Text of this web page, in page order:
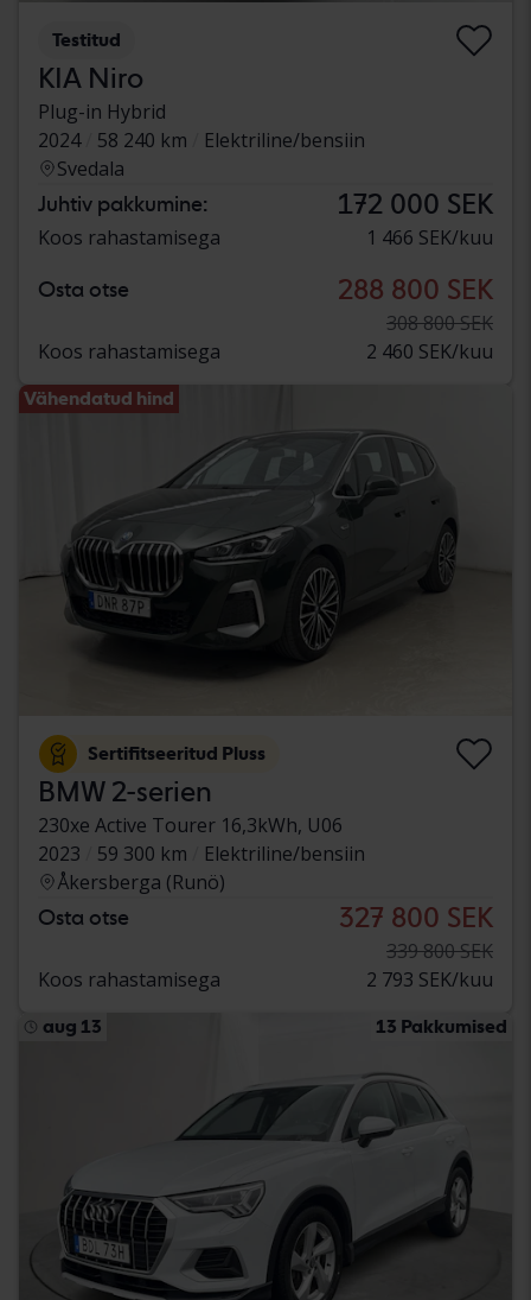
Testitud
KIA Niro
Plug-in Hybrid
2024
58 240 km
Elektriline/bensiin
Svedala
Juhtiv pakkumine: 172 000 SEK
Koos rahastamisega 1 466 SEK/kuu
Osta otse 288 800 SEK
308 800 SEK
Koos rahastamisega
2 460 SEK/kuu
Vähendatud hind
Sertifitseeritud Pluss
BMW 2-serien
230xe Active Tourer 16,3kWh, U06
2023
59 300 km
Elektriline/bensiin
Åkersberga (Runö)
Osta otse 327 800 SEK
339 800 SEK
Koos rahastamisega
2 793 SEK/kuu
aug 13 13 Pakkumised